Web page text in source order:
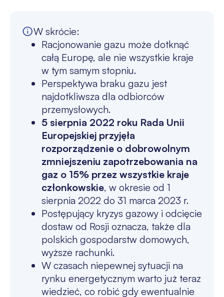
W skrócie:
Racjonowanie gazu może dotknąć
całą Europę, ale nie wszystkie kraje
w tym samym stopniu.
Perspektywa braku gazu jest
najdotkliwsza dla odbiorców
przemysłowych.
5 sierpnia 2022 roku Rada Unii
Europejskiej przyjęła
rozporządzenie o dobrowolnym
zmniejszeniu zapotrzebowania na
gaz o 15% przez wszystkie kraje
członkowskie, w okresie od 1
sierpnia 2022 do 31 marca 2023 r.
Postępujący kryzys gazowy i odcięcie
dostaw od Rosji oznacza, także dla
polskich gospodarstw domowych,
wyższe rachunki.
W czasach niepewnej sytuacji na
rynku energetycznym warto już teraz
wiedzieć, co robić gdy ewentualnie